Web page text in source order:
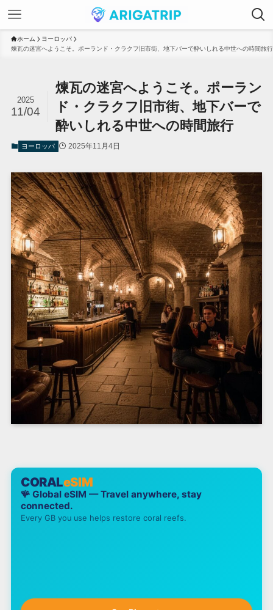
ホーム
ヨーロッパ
煉瓦の迷宮へようこそ。ポーランド・クラクフ旧市街、地下バーで酔いしれる中世への時間旅行
煉瓦の迷宮へようこそ。ポーラン
ド・クラクフ旧市街、地下バーで
酔いしれる中世への時間旅行
2025
11/04
ヨーロッパ 2025年11月4日
CORALeSIM
🪸 Global eSIM — Travel anywhere, stay
connected.
Every GB you use helps restore coral reefs.